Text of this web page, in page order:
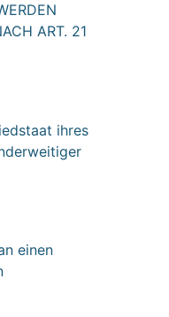
ART. 21
ihres
einen